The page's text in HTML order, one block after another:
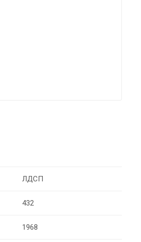
ЛДСП
432
1968